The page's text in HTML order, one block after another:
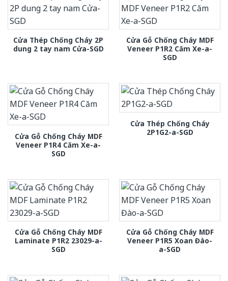
Cửa Thép Chống Cháy 2P
dung 2 tay nam Cửa-SGD
Cửa Gỗ Chống Cháy MDF
Veneer P1R2 Căm Xe-a-
SGD
Cửa Gỗ Chống Cháy MDF
Veneer P1R4 Căm Xe-a-
SGD
Cửa Thép Chống Cháy
2P1G2-a-SGD
Cửa Gỗ Chống Cháy MDF
Laminate P1R2 23029-a-
SGD
Cửa Gỗ Chống Cháy MDF
Veneer P1R5 Xoan Đào-
a-SGD